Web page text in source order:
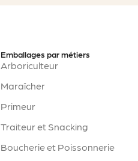
Emballages par métiers
Arboriculteur
Maraîcher
Primeur
Traiteur et Snacking
Boucherie et Poissonnerie